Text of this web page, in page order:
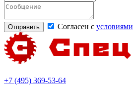
Согласен с условиями
+7 (495) 369-53-64